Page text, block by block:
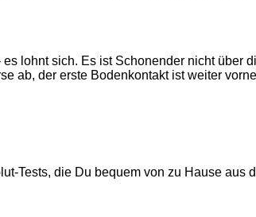
lohnt sich. Es ist Schonender nicht über
ab, der erste Bodenkontakt ist weiter
Tests, die Du bequem von zu Hause aus